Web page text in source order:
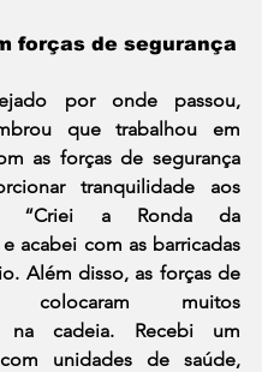
forças de segurança
por onde passou,
que trabalhou em
as forças de segurança
tranquilidade aos
“Criei a Ronda da
acabei com as barricadas
Além disso, as forças de
colocaram muitos
na cadeia. Recebi um
unidades de saúde,